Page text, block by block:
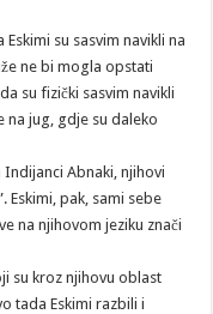
su sasvim navikli na
ne bi mogla opstati
su fizički sasvim navikli
na jug, gdje su daleko
Indijanci Abnaki, njihovi
Eskimi, pak, sami sebe
na njihovom jeziku znači
su kroz njihovu oblast
tada Eskimi razbili i